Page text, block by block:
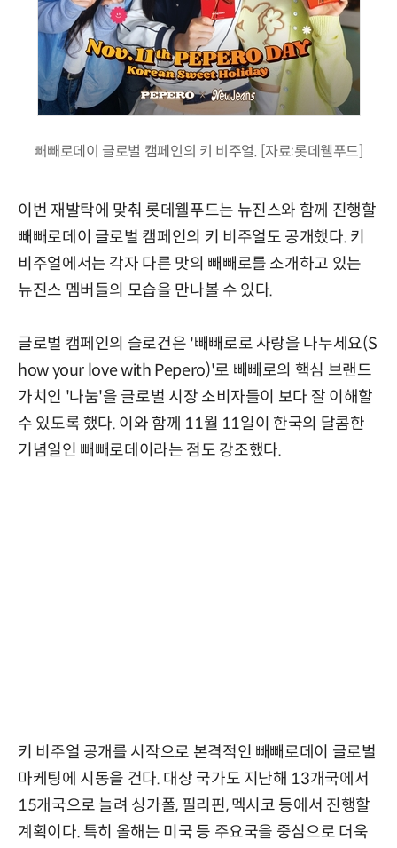
빼빼로데이 글로벌 캠페인의 키 비주얼. [자료:롯데웰푸드]
이번 재발탁에 맞춰 롯데웰푸드는 뉴진스와 함께 진행할
빼빼로데이 글로벌 캠페인의 키 비주얼도 공개했다. 키
비주얼에서는 각자 다른 맛의 빼빼로를 소개하고 있는
뉴진스 멤버들의 모습을 만나볼 수 있다.
글로벌 캠페인의 슬로건은 '빼빼로로 사랑을 나누세요(S
how your love with Pepero)'로 빼빼로의 핵심 브랜드
가치인 '나눔'을 글로벌 시장 소비자들이 보다 잘 이해할
수 있도록 했다. 이와 함께 11월 11일이 한국의 달콤한
기념일인 빼빼로데이라는 점도 강조했다.
키 비주얼 공개를 시작으로 본격적인 빼빼로데이 글로벌
마케팅에 시동을 건다. 대상 국가도 지난해 13개국에서
15개국으로 늘려 싱가폴, 필리핀, 멕시코 등에서 진행할
계획이다. 특히 올해는 미국 등 주요국을 중심으로 더욱